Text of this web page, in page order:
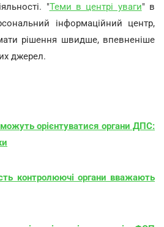
"Теми в центрі уваги" в
інформаційний центр,
рішення швидше, впевненіше
джерел.
орієнтуватися органи ДПС:
контролюючі органи вважають